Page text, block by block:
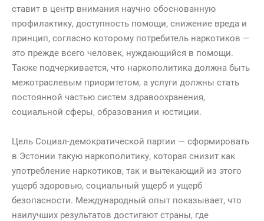
ставит в центр внимания научно обоснованную
профилактику, доступность помощи, снижение вреда и
принцип, согласно которому потребитель наркотиков —
это прежде всего человек, нуждающийся в помощи.
Также подчеркивается, что наркополитика должна быть
межотраслевым приоритетом, а услуги должны стать
постоянной частью систем здравоохранения,
социальной сферы, образования и юстиции.
Цель Социал-демократической партии — сформировать
в Эстонии такую наркополитику, которая снизит как
употребление наркотиков, так и вытекающий из этого
ущерб здоровью, социальный ущерб и ущерб
безопасности. Международный опыт показывает, что
наилучших результатов достигают страны, где